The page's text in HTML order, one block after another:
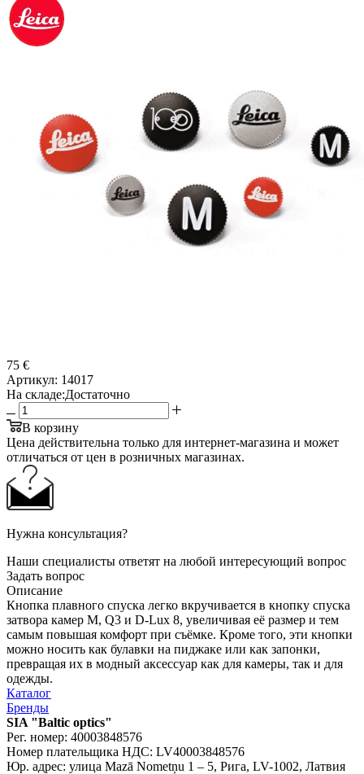
75 €
Артикул: 14017
На складе:Достаточно
В корзину
Цена действительна только для интернет-магазина и может
отличаться от цен в розничных магазинах.
Нужна консультация?
Наши специалисты ответят на любой интересующий вопрос
Задать вопрос
Описание
Кнопка плавного спуска легко вкручивается в кнопку спуска
затвора камер M, Q3 и D-Lux 8, увеличивая её размер и тем
самым повышая комфорт при съёмке. Кроме того, эти кнопки
можно носить как булавки на пиджаке или как запонки,
превращая их в модный аксессуар как для камеры, так и для
одежды.
Каталог
Бренды
SIA "Baltic optics"
Рег. номер: 40003848576
Номер плательщика НДС: LV40003848576
Юр. адрес: улица Mazā Nometņu 1 – 5, Рига, LV-1002, Латвия